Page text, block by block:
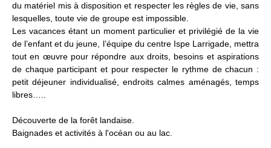
du matériel mis à disposition et respecter les règles de vie, sans
lesquelles, toute vie de groupe est impossible.
Les vacances étant un moment particulier et privilégié de la vie
de l’enfant et du jeune, l’équipe du centre Ispe Larrigade, mettra
tout en œuvre pour répondre aux droits, besoins et aspirations
de chaque participant et pour respecter le rythme de chacun :
petit déjeuner individualisé, endroits calmes aménagés, temps
libres…..
Découverte de la forêt landaise.
Baignades et activités à l'océan ou au lac.